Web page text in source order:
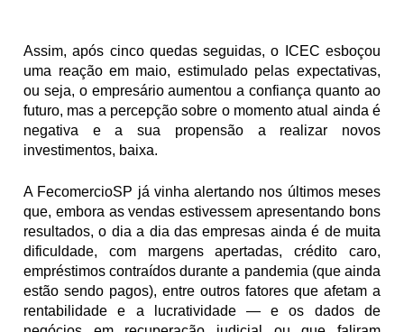
Assim, após cinco quedas seguidas, o ICEC esboçou
uma reação em maio, estimulado pelas expectativas,
ou seja, o empresário aumentou a confiança quanto ao
futuro, mas a percepção sobre o momento atual ainda é
negativa e a sua propensão a realizar novos
investimentos, baixa.
A FecomercioSP já vinha alertando nos últimos meses
que, embora as vendas estivessem apresentando bons
resultados, o dia a dia das empresas ainda é de muita
dificuldade, com margens apertadas, crédito caro,
empréstimos contraídos durante a pandemia (que ainda
estão sendo pagos), entre outros fatores que afetam a
rentabilidade e a lucratividade — e os dados de